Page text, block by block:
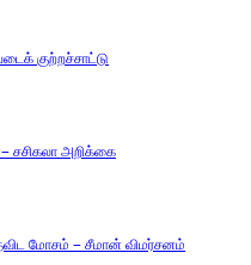
குற்றச்சாட்டு
சசிகலா அறிக்கை
மோசம் – சீமான் விமர்சனம்